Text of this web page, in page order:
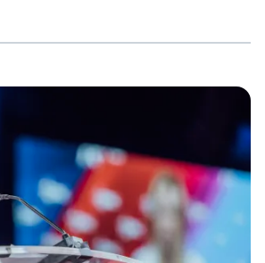
der NPD in Thüringen in Altenstadt
der NPD-Publikation
(DS) stand im Zusammenhang mit
der neonazistischen Partei in
auch die geplanten
in „Die Heimat“ steht. […]